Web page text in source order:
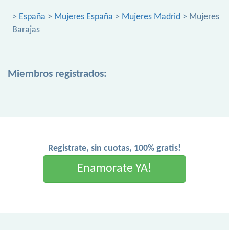
> España > Mujeres España > Mujeres Madrid > Mujeres
Barajas
Miembros registrados:
Registrate, sin cuotas, 100% gratis!
Enamorate YA!